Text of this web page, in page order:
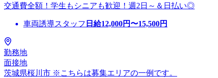
交通費全額！学生もシニアも歓迎！週2日～＆日払い◎
車両誘導スタッフ 日給12,000円〜15,500円
勤務地
面接地
茨城県桜川市 ※こちらは募集エリアの一例です。